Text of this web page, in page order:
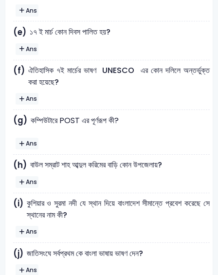
Ans
(e) ১৭ ই মার্চ কোন দিবস পালিত হয়?
Ans
(f) ঐতিহাসিক ৭ই মার্চের ভাষণ UNESCO এর কোন দলিলে অন্তর্ভুক্ত
করা হয়েছে?
Ans
(g) কম্পিউটারে POST এর পূর্ণরূপ কী?
Ans
(h) বাউল সম্রাট শাহ আব্দুল করিমের বাড়ি কোন উপজেলায়?
Ans
(i) কুশিয়ার ও সুরমা নদী যে স্থান দিয়ে বাংলাদেশ সীমান্তে প্রবেশ করেছে সে
স্থানের নাম কী?
Ans
(j) জাতিসংঘে সর্বপ্রথম কে বাংলা ভাষায় ভাষণ দেন?
Ans